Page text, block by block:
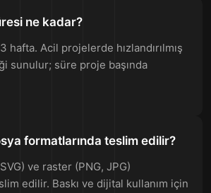
ne kadar?
hafta. Acil projelerde hızlandırılmış
sunulur; süre proje başında
formatlarında teslim edilir?
ve raster (PNG, JPG)
edilir. Baskı ve dijital kullanım için